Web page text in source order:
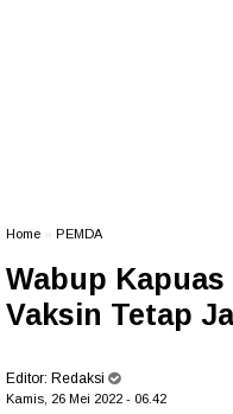
Home PEMDA
Wabup
Vaksin Tetap
Editor: Redaksi
Kamis, 26 Mei 2022 - 06.42